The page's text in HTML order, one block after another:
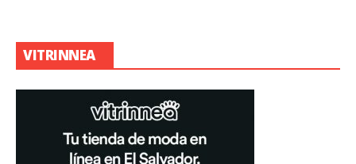
VITRINNEA